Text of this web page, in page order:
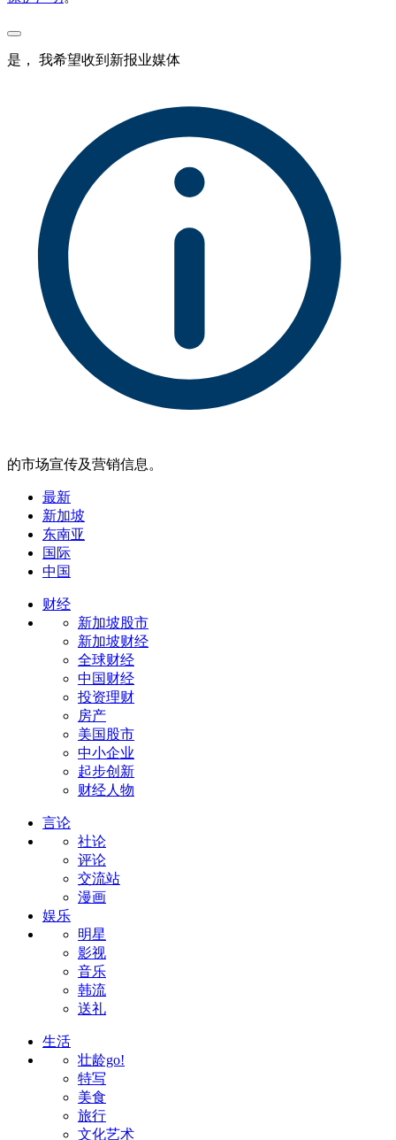
是， 我希望收到新报业媒体
的市场宣传及营销信息。
最新
新加坡
东南亚
国际
中国
财经
新加坡股市
新加坡财经
全球财经
中国财经
投资理财
房产
美国股市
中小企业
起步创新
财经人物
言论
社论
评论
交流站
漫画
娱乐
明星
影视
音乐
韩流
送礼
生活
壮龄go!
特写
美食
旅行
文化艺术